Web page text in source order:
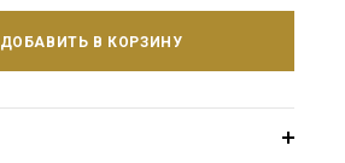
ДОБАВИТЬ В КОРЗИНУ